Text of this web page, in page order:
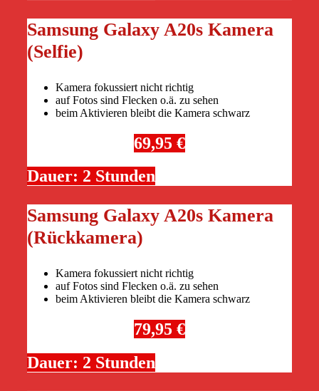
Samsung Galaxy A20s Kamera
(Selfie)
Kamera fokussiert nicht richtig
auf Fotos sind Flecken o.ä. zu sehen
beim Aktivieren bleibt die Kamera schwarz
69,95 €
Dauer: 2 Stunden
Samsung Galaxy A20s Kamera
(Rückkamera)
Kamera fokussiert nicht richtig
auf Fotos sind Flecken o.ä. zu sehen
beim Aktivieren bleibt die Kamera schwarz
79,95 €
Dauer: 2 Stunden